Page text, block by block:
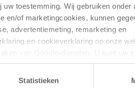
toestemming. Wij gebruiken onder
en/of marketingcookies, kunnen
advertentiemeting, remarketing en
en cookieverklaring op onze
privacy policy.
Statistieken